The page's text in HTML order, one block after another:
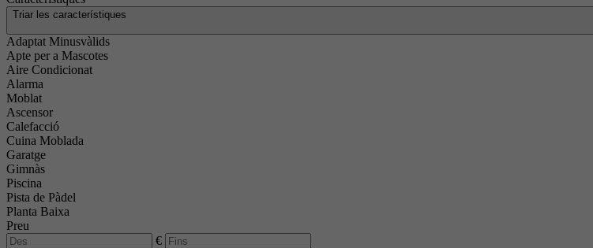
Triar les característiques
Adaptat Minusvàlids
Apte per a Mascotes
Aire Condicionat
Alarma
Moblat
Ascensor
Calefacció
Cuina Moblada
Garatge
Gimnàs
Piscina
Pista de Pàdel
Planta Baixa
Preu
€